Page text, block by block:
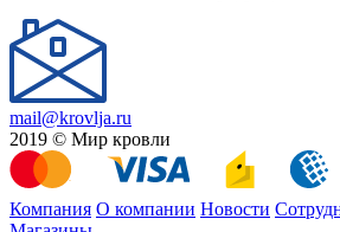
mail@krovlja.ru
2019 © Мир кровли
Компания О компании Новости